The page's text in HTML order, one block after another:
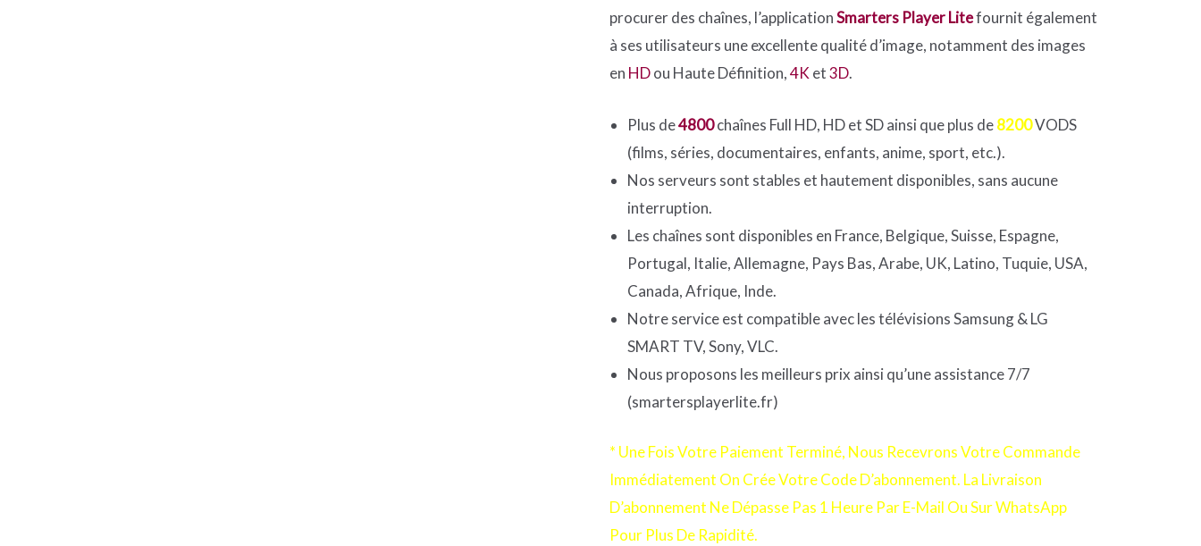
procurer des chaînes, l’applicationSmarters Player Litefournit également
à ses utilisateurs une excellente qualité d’image, notamment des images
en HDou Haute Définition,4K et3D.
Plus de4800chaînes Full HD, HD et SD ainsi que plus de8200VODS
(films, séries, documentaires, enfants, anime, sport, etc.).
Nos serveurs sont stables et hautement disponibles, sans aucune
interruption.
Les chaînes sont disponibles en France, Belgique, Suisse, Espagne,
Portugal, Italie, Allemagne, Pays Bas, Arabe, UK, Latino, Tuquie, USA,
Canada, Afrique, Inde.
Notre service est compatible avec les télévisions Samsung & LG
SMART TV, Sony, VLC.
Nous proposons les meilleurs prix ainsi qu’une assistance 7/7
(smartersplayerlite.fr)
* Une Fois Votre Paiement Terminé, Nous Recevrons Votre Commande
Immédiatement On Crée Votre Code D’abonnement. La Livraison
D’abonnement Ne Dépasse Pas 1 Heure Par E-Mail Ou Sur WhatsApp
Pour Plus De Rapidité.